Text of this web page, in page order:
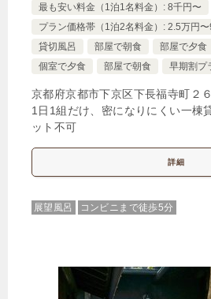
じゃらんで確認する
【14時チェックアウト】ゆっくり
イトチェックアウトプラン（朝食
最も安い料金（1泊1名料金）: 8千円〜
プラン価格帯（1泊2名料金）: 2.5万円
貸切風呂
部屋で朝食 部屋で夕食
個室で夕食
部屋で朝食 早期割プ
京都府京都市下京区下長福寺町２６
1日1組だけ、密になりにくい一
ット不可
詳細
展望風呂 コンビニまで徒歩5分